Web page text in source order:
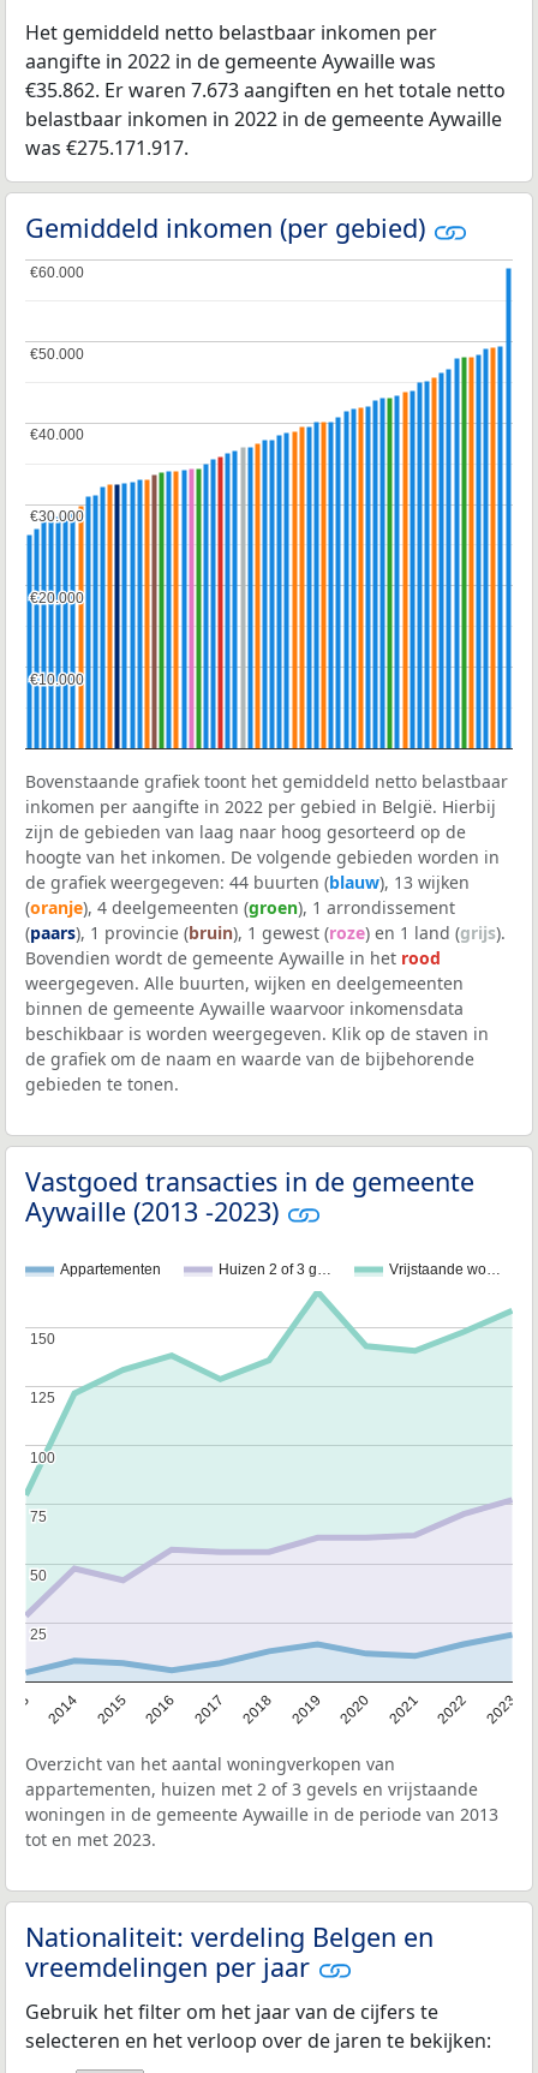
Het gemiddeld netto belastbaar inkomen per
aangifte in 2022 in de gemeente Aywaille was
€35.862. Er waren 7.673 aangiften en het totale netto
belastbaar inkomen in 2022 in de gemeente Aywaille
was €275.171.917.
Gemiddeld inkomen (per gebied)
€10.000
€10.000
€20.000
€20.000
€30.000
€30.000
€40.000
€40.000
€50.000
€50.000
€60.000
€60.000
Bovenstaande grafiek toont het gemiddeld netto belastbaar
inkomen per aangifte in 2022 per gebied in België. Hierbij
zijn de gebieden van laag naar hoog gesorteerd op de
hoogte van het inkomen. De volgende gebieden worden in
de grafiek weergegeven: 44 buurten (blauw), 13 wijken
(oranje), 4 deelgemeenten (groen), 1 arrondissement
(paars), 1 provincie (bruin), 1 gewest (roze) en 1 land (grijs).
Bovendien wordt de gemeente Aywaille in het rood
weergegeven. Alle buurten, wijken en deelgemeenten
binnen de gemeente Aywaille waarvoor inkomensdata
beschikbaar is worden weergegeven. Klik op de staven in
de grafiek om de naam en waarde van de bijbehorende
gebieden te tonen.
Vastgoed transacties in de gemeente
Aywaille (2013 -2023)
Appartementen Huizen 2 of 3 g… Vrijstaande wo…
2014 2015 2016 2017 2018 2019 2020 2021 2022 2023
25
25
50
50
75
75
100
100
125
125
150
150
Overzicht van het aantal woningverkopen van
appartementen, huizen met 2 of 3 gevels en vrijstaande
woningen in de gemeente Aywaille in de periode van 2013
tot en met 2023.
Nationaliteit: verdeling Belgen en
vreemdelingen per jaar
Gebruik het filter om het jaar van de cijfers te
selecteren en het verloop over de jaren te bekijken: